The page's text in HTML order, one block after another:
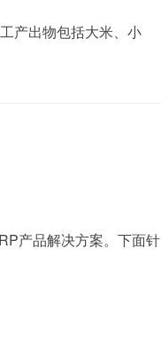
产出物包括大米、小
产品解决方案。下面针